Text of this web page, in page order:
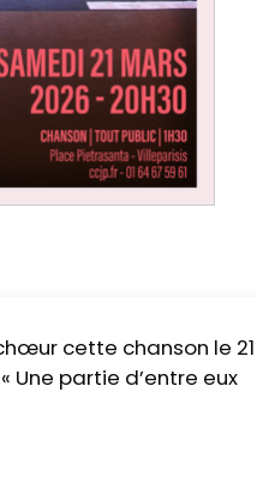
cette chanson le 21
partie d’entre eux